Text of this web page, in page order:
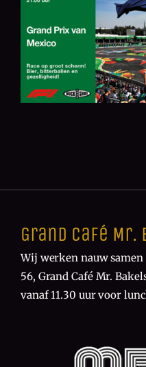
Grand Café Mr.
Wij werken nauw
56, Grand Café Mr.
vanaf 11.30 uur voor